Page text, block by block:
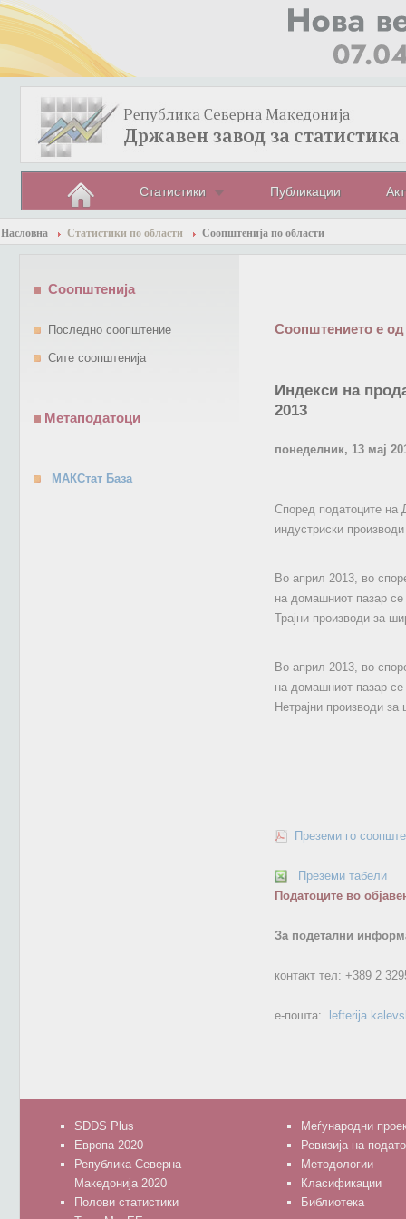
Статистики Публикации
Насловна Статистики по области Соопштенија по области
Соопштението е од
Индекси на
2013
понеделник, 13 мај
Според податоците на
индустриски
Во април 2013, во
на домашниот пазар се
Трајни производи за
Во април 2013, во
на домашниот пазар се
Нетрајни производи
Преземи го
Преземи табели
Податоците во
За подетални
контакт тел: +389 2
е-пошта:
Соопштенија
Последно соопштение
Сите соопштенија
Метаподатоци
МАКСтат База
SDDS Plus
Европа 2020
Република Северна
Македонија 2020
Полови статистики
Меѓународни
Ревизија на
Методологии
Класификации
Библиотека